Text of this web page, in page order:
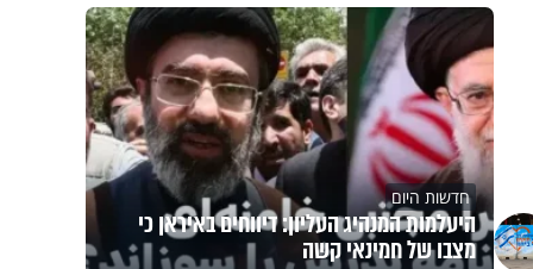
חדשות היום
היעלמות המנהיג העליון: דיווחים באיראן כי
מצבו של חמינאי קשה